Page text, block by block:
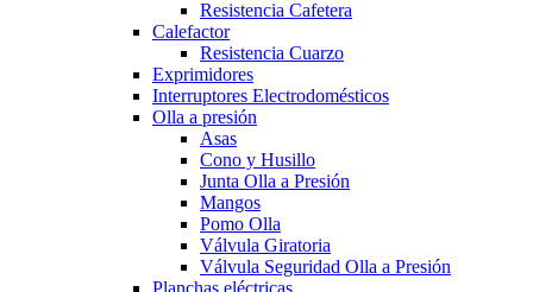
Resistencia Cafetera
Calefactor
Resistencia Cuarzo
Exprimidores
Interruptores Electrodomésticos
Olla a presión
Asas
Cono y Husillo
Junta Olla a Presión
Mangos
Pomo Olla
Válvula Giratoria
Válvula Seguridad Olla a Presión
Planchas eléctricas